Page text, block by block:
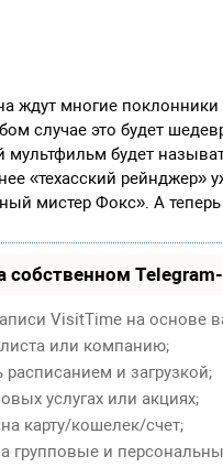
ждут многие поклонники
случае это будет
будет
«техасский рейнджер»
мистер Фокс». А
собственном
VisitTime на основе
или компанию;
и загрузкой;
услугах или акциях;
карту/кошелек/счет;
групповые и